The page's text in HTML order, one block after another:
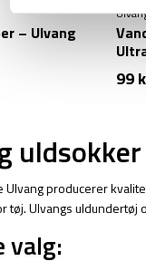
– Ulvang
99
producerer
tøj. Ulvangs uldundertøj
valg: